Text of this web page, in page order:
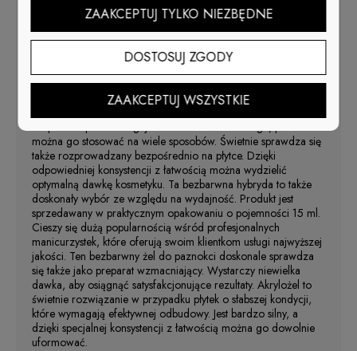
Jak osiągnąć efekt idealnie
równych, bardzo mocnych i długich
paznokci?
Wystarczy sięgnąć po bezbarwny akrylożel do manicure.
można go stosować na wiele sposobów. Świetnie sprawdza się
także rozprowadzany bezpośrednio na płytce. Dzięki
odpowiedniej konsystencji z łatwością można wydzielić
optymalną dawkę kosmetyku. Ta bezbarwna hybryda to także
doskonały wybór ze względu na wydajność. Produkt jest
sprzedawany w praktycznym opakowaniu o pojemności 15 ml.
Cieszy się dużą popularnością wśród profesjonalnych
manicurzystek, które oferują swoim klientkom usługi najwyższej
jakości. Ten bezbarwny żel do paznokci doskonale sprawdza
się także jako preparat wzmacniający. Wystarczy niewielka
dawka, aby osiągnąć satysfakcjonujące rezultaty. Akrylożel to
świetnie rozwiązanie w przypadku płytek o słabszej kondycji,
które wymagają efektywnej odbudowy. Jest bardzo silny, a
dzięki specjalnej konsystencji z łatwością można go dowolnie
uformować.
ZAAKCEPTUJ TYLKO NIEZBĘDNE
DOSTOSUJ ZGODY
ZAAKCEPTUJ WSZYSTKIE